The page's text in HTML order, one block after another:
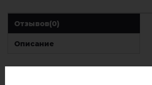
Отзывов(0)
Описание